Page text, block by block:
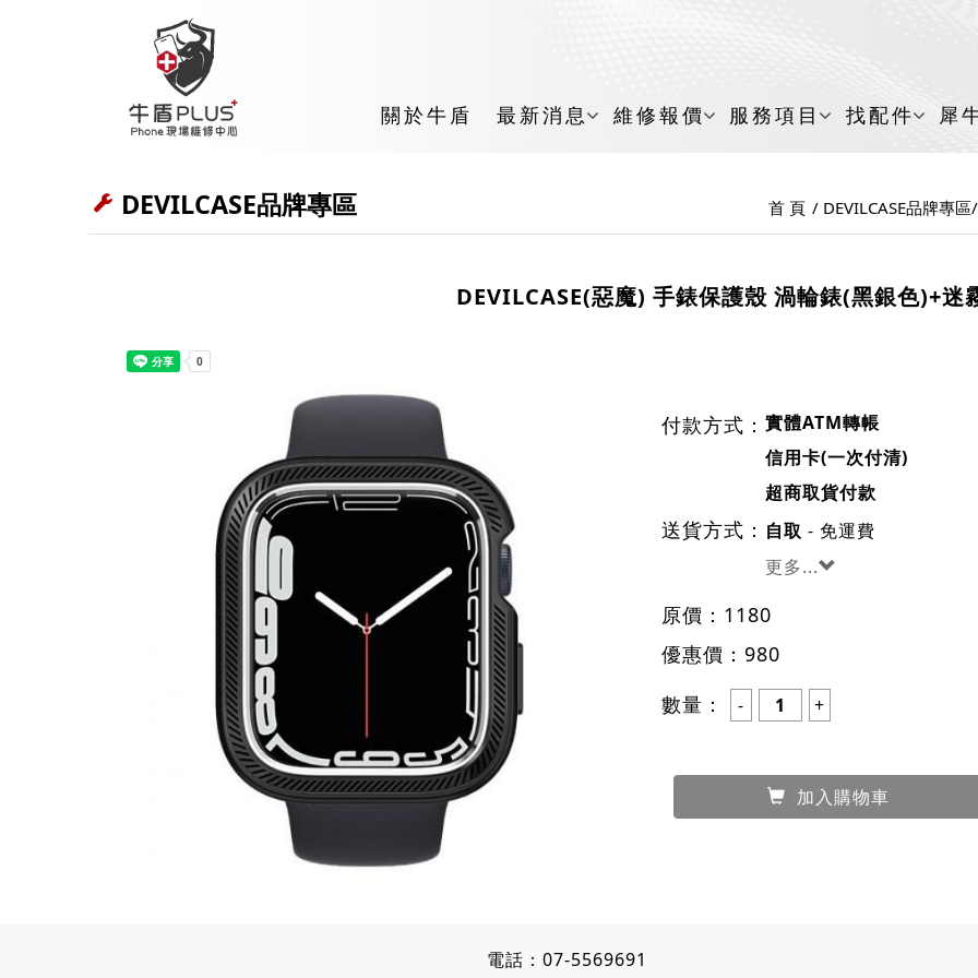
關於牛盾 最新消息 維修報價 服務項目 找配件 犀
DEVILCASE品牌專區 首 頁 DEVILCASE品牌專區
DEVILCASE(惡魔) 手錶保護殼 渦輪錶(黑銀色)+迷
付款方式： 實體ATM轉帳
信用卡(一次付清)
超商取貨付款
送貨方式： 自取 - 免運費
更多...
原價： 1180
優惠價： 980
數量：
加入購物車
電話：07-5569691